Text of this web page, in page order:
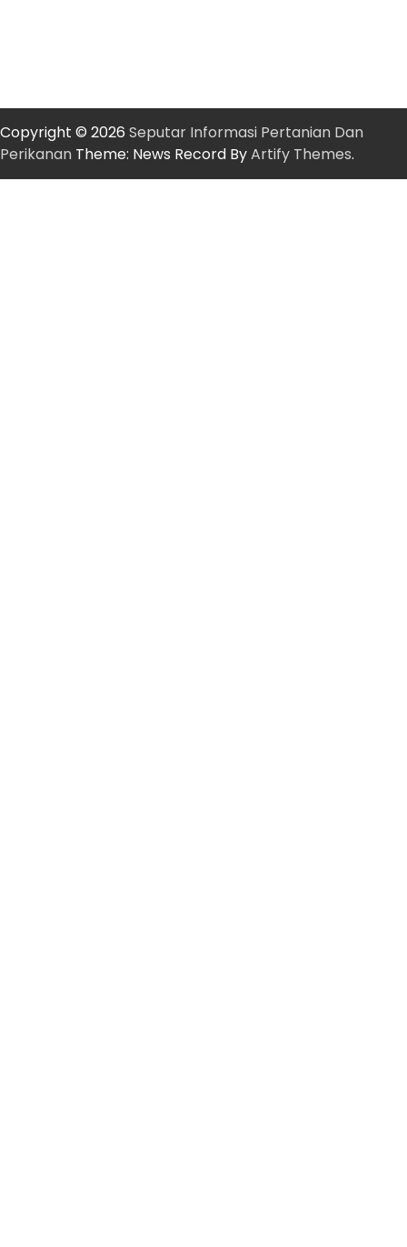
Copyright © 2026 Seputar Informasi Pertanian Dan
Perikanan Theme: News Record ByArtify Themes.